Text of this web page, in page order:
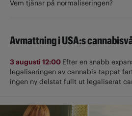
Vem tjänar på normaliseringen?
Avmattning i USA:s
3 augusti 12:00 Efter en snabb
legaliseringen av cannabis tappat
ingen ny delstat fullt ut ­legaliserat